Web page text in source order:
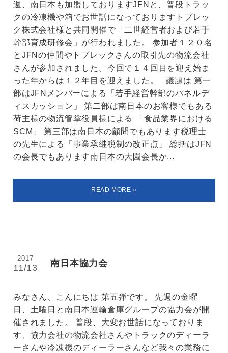
週、南日本も加盟しておりますJFNと、普段トラッ
クの冷凍機や箱でお世話になっておりますトプレッ
ク株式会社様と共同開催で「二世経営者および若手
幹部育成研修会」が行われました。 参加者１２０名
とJFNの仲間やトプレックさんの取引先の物流会社
さんが参加されました。今回で１４回目を迎え始ま
った年からは１２年目を迎えました。 議題は 第一
部はJFNメンバーによる「若手経営幹部のパネルデ
ィスカッション」 第二部は南日本のお客様でもある
荷主様の物流管掌役員様による 「食品業界における
SCM」 第三部は南日本の顧問でもあります税理士
の先生による「事業承継税制の改正点」 総括はJFN
の会長でもあります南日本の大園会長か...
南日本協力会
2017
11/13
みなさん、こんにちは 第五弾です。 先週の金曜
日、土曜日と南日本運輸倉庫グループの協力会が開
催されました。 普段、大変お世話になっておりま
す、協力会社の物流会社さんやトラックのディーラ
ーさんや冷凍機のディーラーさんなど我々の業務に